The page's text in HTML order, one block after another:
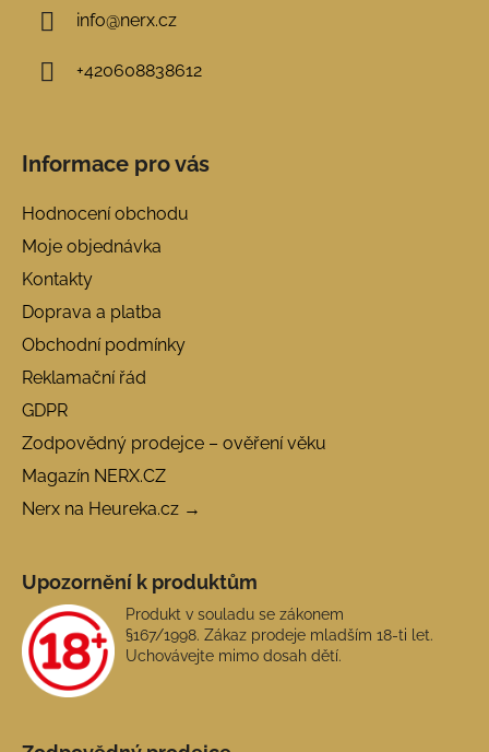
info@nerx.cz
+420608838612
Informace pro vás
Hodnocení obchodu
Moje objednávka
Kontakty
Doprava a platba
Obchodní podmínky
Reklamační řád
GDPR
Zodpovědný prodejce – ověření věku
Magazín NERX.CZ
Nerx na Heureka.cz →
Upozornění k produktům
Produkt v souladu se zákonem
§167/1998. Zákaz prodeje mladším 18-ti let.
Uchovávejte mimo dosah dětí.